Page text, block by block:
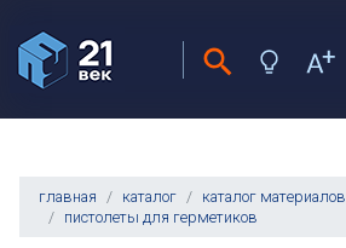
главная каталог
каталог материалов
пистолеты для герметиков